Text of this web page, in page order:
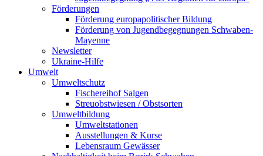
Förderungen
Förderung europapolitischer Bildung
Förderung von Jugendbegegnungen Schwaben-
Mayenne
Newsletter
Ukraine-Hilfe
Umwelt
Umweltschutz
Fischereihof Salgen
Streuobstwiesen / Obstsorten
Umweltbildung
Umweltstationen
Ausstellungen & Kurse
Lebensraum Gewässer